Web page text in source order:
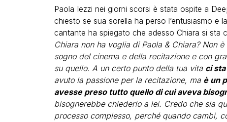
Paola Iezzi nei giorni scorsi è stata ospite a
chiesto se sua sorella ha perso l’entusiasmo e
cantante ha spiegato che adesso Chiara si sta
Chiara non ha voglia di Paola & Chiara? Non
sogno del cinema e della recitazione e con
su quello. A un certo punto della tua vita ci
avuto la passione per la recitazione, ma è un
avesse preso tutto quello di cui aveva
bisognerebbe chiederlo a lei. Credo che sia
processo complesso, perché quando cambi,